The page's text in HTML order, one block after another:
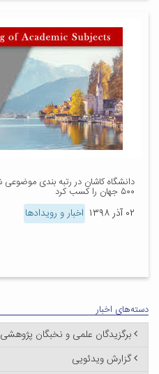
۵۰۰ جهان را کسب کرد
۰۲ آذر ۱۳۹۸ اخبار و رویدادها
دسته‌های اخبار
برگزیدگان علمی و نخبگان پژوهشی
گزارش ویدئویی